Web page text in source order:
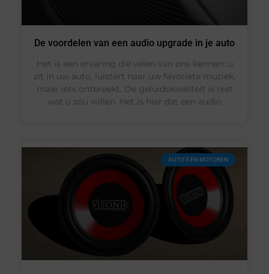
De voordelen van een audio upgrade in je auto
Het is een ervaring die velen van ons kennen: u
zit in uw auto, luistert naar uw favoriete muziek,
maar iets ontbreekt. De geluidskwaliteit is niet
wat u zou willen. Het is hier dat een audio
AUTO’S EN MOTOREN